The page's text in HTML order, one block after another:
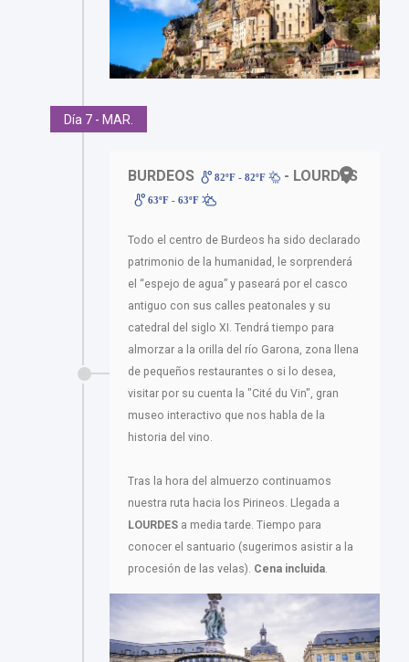
Día 7 - MAR.
BURDEOS 82ºF - 82ºF - LOURDES
63ºF - 63ºF
Todo el centro de Burdeos ha sido declarado
patrimonio de la humanidad, le sorprenderá
el “espejo de agua” y paseará por el casco
antiguo con sus calles peatonales y su
catedral del siglo XI. Tendrá tiempo para
almorzar a la orilla del río Garona, zona llena
de pequeños restaurantes o si lo desea,
visitar por su cuenta la "Cité du Vin", gran
museo interactivo que nos habla de la
historia del vino.
Tras la hora del almuerzo continuamos
nuestra ruta hacia los Pirineos. Llegada a
LOURDES a media tarde. Tiempo para
conocer el santuario (sugerimos asistir a la
procesión de las velas). Cena incluida.